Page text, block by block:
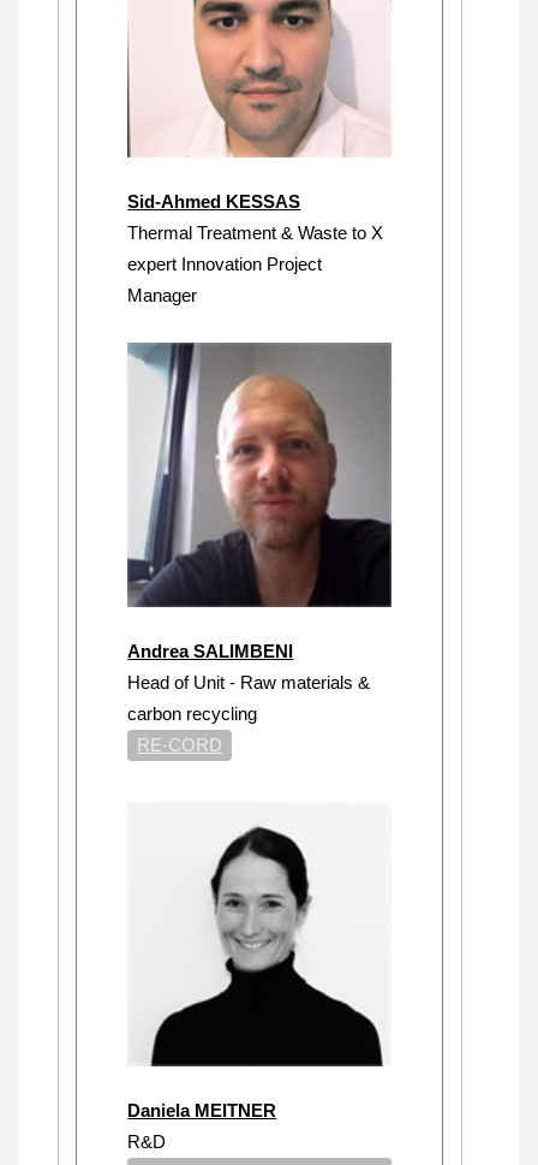
Sid-Ahmed KESSAS
Thermal Treatment & Waste to X
expert Innovation Project
Manager
Andrea SALIMBENI
Head of Unit - Raw materials &
carbon recycling
RE-CORD
Daniela MEITNER
R&D